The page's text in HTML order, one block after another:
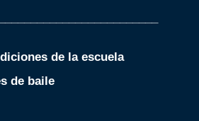
de la escuela
de baile